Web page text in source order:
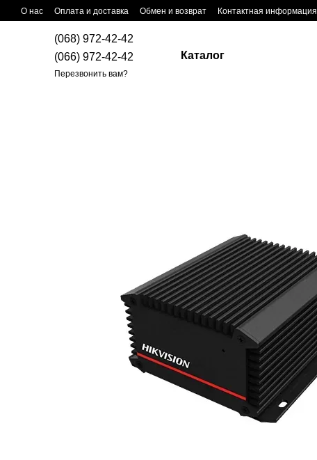
Перейти к основному контенту
О нас Оплата и доставка Обмен и возврат Контактная информация
(068) 972-42-42
(066) 972-42-42
Перезвонить вам?
Каталог